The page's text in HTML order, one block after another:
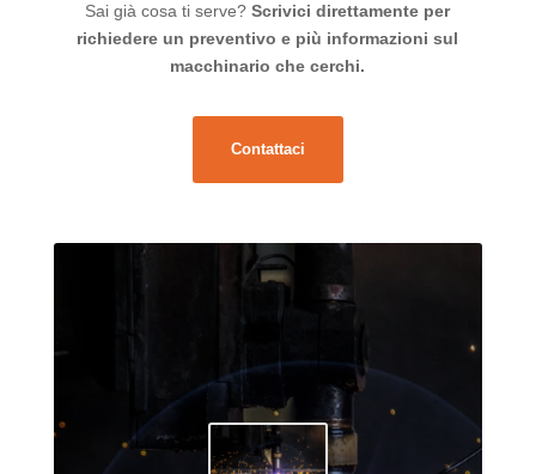
Sai già cosa ti serve?Scrivici direttamente per
richiedere un preventivo e più informazioni sul
macchinario che cerchi.
Contattaci